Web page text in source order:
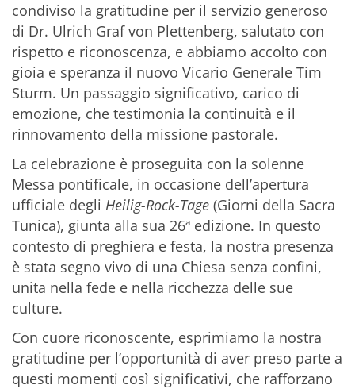
condiviso la gratitudine per il servizio generoso
di Dr. Ulrich Graf von Plettenberg, salutato con
rispetto e riconoscenza, e abbiamo accolto con
gioia e speranza il nuovo Vicario Generale Tim
Sturm. Un passaggio significativo, carico di
emozione, che testimonia la continuità e il
rinnovamento della missione pastorale.
La celebrazione è proseguita con la solenne
Messa pontificale, in occasione dell’apertura
ufficiale degli Heilig-Rock-Tage (Giorni della Sacra
Tunica), giunta alla sua 26ª edizione. In questo
contesto di preghiera e festa, la nostra presenza
è stata segno vivo di una Chiesa senza confini,
unita nella fede e nella ricchezza delle sue
culture.
Con cuore riconoscente, esprimiamo la nostra
gratitudine per l’opportunità di aver preso parte a
questi momenti così significativi, che rafforzano